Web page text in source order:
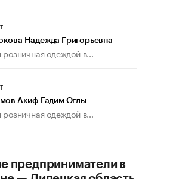
стареет иначе». Как живет глава
Надежда Григорьевна
розничная одеждой в...
Акиф Гадим Оглы
розничная одеждой в...
предприниматели в